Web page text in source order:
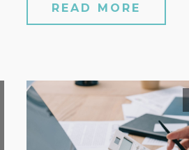
READ MORE